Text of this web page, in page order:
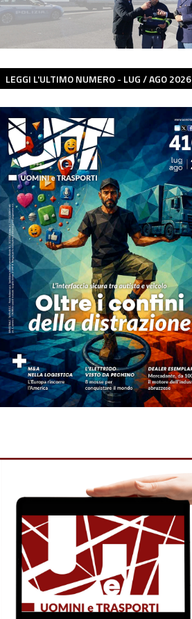
LEGGI L'ULTIMO NUMERO - LUG / AGO 2026